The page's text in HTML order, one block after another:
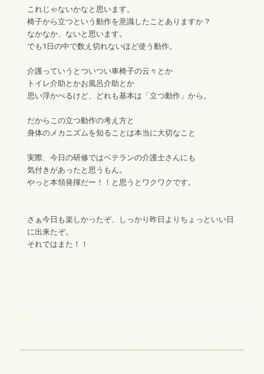
これじゃないかなと思います。
椅子から立つという動作を意識したことありますか？
なかなか、ないと思います。
でも1日の中で数え切れないほど使う動作。
介護っていうとついつい車椅子の云々とか
トイレ介助とかお風呂介助とか
思い浮かべるけど、どれも基本は「立つ動作」から。
だからこの立つ動作の考え方と
身体のメカニズムを知ることは本当に大切なこと
実際、今日の研修ではベテランの介護士さんにも
気付きがあったと思うもん。
やっと本領発揮だー！！と思うとワクワクです。
さぁ今日も楽しかったぞ、しっかり昨日よりちょっといい日
に出来たぞ。
それではまた！！